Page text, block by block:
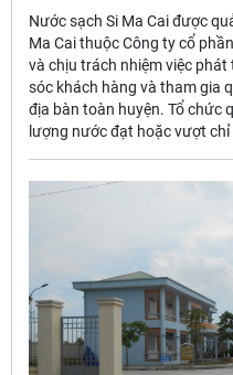
Nước sạch Si Ma Cai được
Ma Cai thuộc Công ty cổ
và chịu trách nhiệm việc
sóc khách hàng và tham gia
địa bàn toàn huyện. Tổ chức
lượng nước đạt hoặc vượt